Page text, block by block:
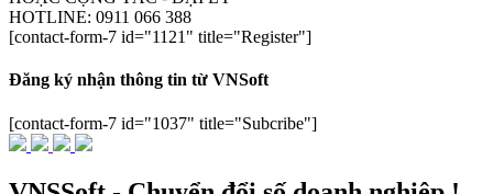
HOTLINE: 0911 066 388
[contact-form-7 id="1121" title="Register"]
Đăng ký nhận thông tin từ VNSoft
[contact-form-7 id="1037" title="Subcribe"]